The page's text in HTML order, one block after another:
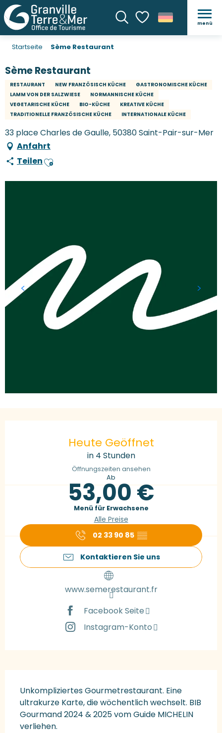
SucheVoir les favoris
menü
Startseite Sème Restaurant
Sème Restaurant
RESTAURANT NEW FRANZÖSISCH KÜCHE
GASTRONOMISCHE KÜCHE
LAMM VON DER SALZWIESE
NORMANNISCHE KÜCHE
VEGETARISCHE KÜCHE
BIO-KÜCHE
KREATIVE KÜCHE
TRADITIONELLE FRANZÖSISCHE KÜCHE
INTERNATIONALE KÜCHE
33 place Charles de Gaulle, 50380 Saint-Pair-sur-Mer
Anfahrt
TeilenAjouter aux favoris
Heute Geöffnet
in 4 Stunden
Öffnungszeiten ansehen
Ab
53,00 €
Menü für Erwachsene
Alle Preise
02 33 90 85 ▒▒
Kontaktieren Sie uns
www.semerestaurant.fr
Facebook Seite
Instagram-Konto
Unkompliziertes Gourmetrestaurant. Eine
ultrakurze Karte, die wöchentlich wechselt. BIB
Gourmand 2024 & 2025 vom Guide MICHELIN
verliehen.